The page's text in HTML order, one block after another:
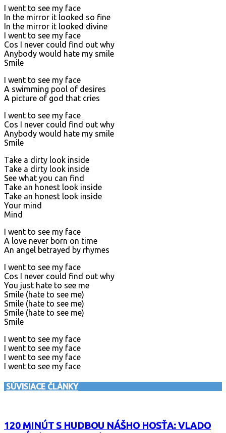
I went to see my face
In the mirror it looked so fine
In the mirror it looked divine
I went to see my face
Cos I never could find out why
Anybody would hate my smile
Smile
I went to see my face
A swimming pool of desires
A picture of god that cries
I went to see my face
Cos I never could find out why
Anybody would hate my smile
Smile
Take a dirty look inside
Take a dirty look inside
See what you can find
Take an honest look inside
Take an honest look inside
Your mind
Mind
I went to see my face
A love never born on time
An angel betrayed by rhymes
I went to see my face
Cos I never could find out why
You just hate to see me
Smile (hate to see me)
Smile (hate to see me)
Smile (hate to see me)
Smile
I went to see my face
I went to see my face
I went to see my face
I went to see my face
SÚVISIACE ČLÁNKY
120 MINÚT S HUDBOU NÁŠHO HOSŤA: VLADO